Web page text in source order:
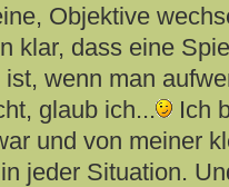
Objektive
klar, dass eine
wenn man
glaub ich...
Ich
und von meiner
jeder Situation.